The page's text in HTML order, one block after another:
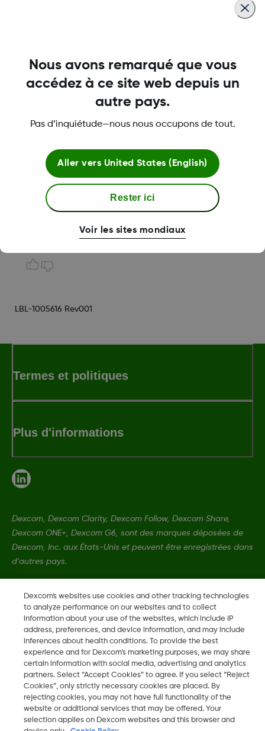
Désactivez les MÀJ automatiques.
Android.
Appuyez sur « Paramètres ».
Appuyez sur « Mise à jour logicielle ».
Appuyer sur « Téléchargement automatique et
installation ».
Appuyer sur « Ne pas autoriser ».
Was this article helpful?
LBL-1005616 Rev001
Termes et politiques
Plus d'informations
Dexcom, Dexcom Clarity, Dexcom Follow, Dexcom Share,
Dexcom ONE+, Dexcom G6, sont des marques déposées de
Dexcom, Inc. aux États-Unis et peuvent être enregistrées dans
d'autres pays.
LBL-1005616 Rev001
2026 Dexcom, Inc. Tous droits réservés.
FR
Changer de région
Dexcom's websites use cookies and other tracking technologies
to analyze performance on our websites and to collect
information about your use of the websites, which include IP
address, preferences, and device information, and may include
inferences about health conditions. To provide the best
experience and for Dexcom’s marketing purposes, we may share
certain information with social media, advertising and analytics
partners. Select “Accept Cookies” to agree. If you select “Reject
Cookies”, only strictly necessary cookies are placed. By
rejecting cookies, you may not have full functionality of the
website or additional services that may be offered. Your
selection applies on Dexcom websites and this browser and
Nous avons remarqué que vous
accédez à ce site web depuis un
autre pays.
Pas d’inquiétude—nous nous occupons de tout.
Aller vers United States (English)
Rester ici
Voir les sites mondiaux